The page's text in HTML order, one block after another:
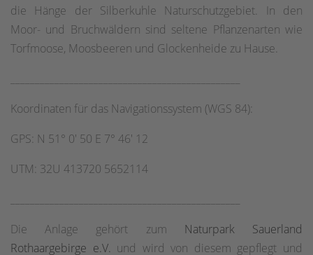
die Hänge der Silberkuhle Naturschutzgebiet. In den
Moor- und Bruchwäldern sind seltene Pflanzenarten wie
Torfmoose, Moosbeeren und Glockenheide zu Hause.
Koordinaten für das Navigationssystem (WGS 84):
GPS: N 51° 0' 50 E 7° 46' 12
UTM: 32U 413720 5652114
Die Anlage gehört zum Naturpark Sauerland
Rothaargebirge e.V. und wird von diesem gepflegt und